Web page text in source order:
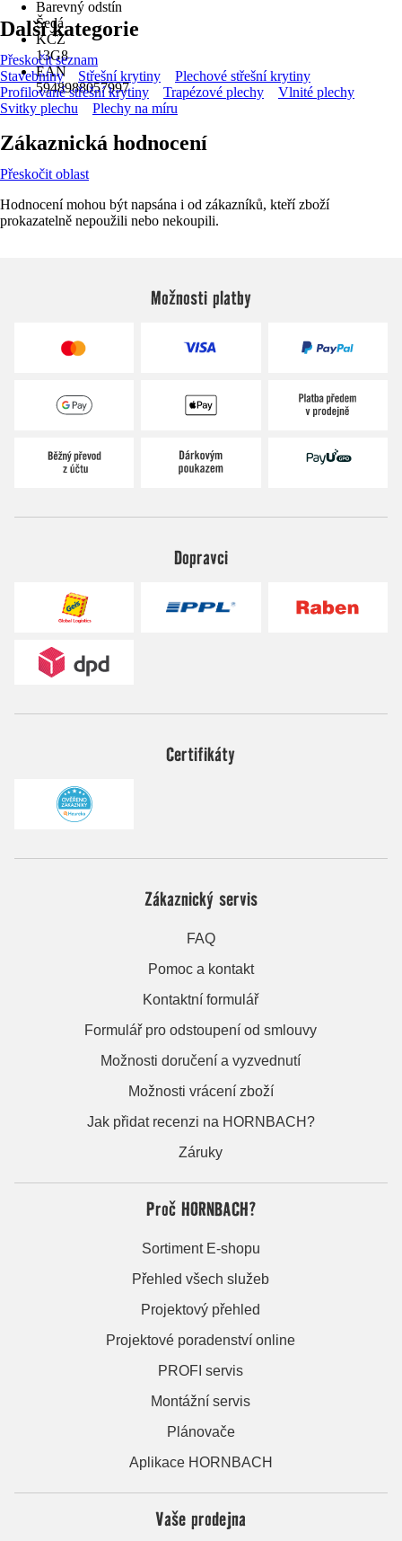
Barevný odstín
Šedá
KČZ
13G8
EAN
5948988057997
Další kategorie
Přeskočit seznam
Stavebniny
Střešní krytiny
Plechové střešní krytiny
Profilované střešní krytiny
Trapézové plechy
Vlnité plechy
Svitky plechu
Plechy na míru
Zákaznická hodnocení
Přeskočit oblast
Hodnocení mohou být napsána i od zákazníků, kteří zboží
prokazatelně nepoužili nebo nekoupili.
Možnosti platby
Dopravci
Certifikáty
Zákaznický servis
FAQ
Pomoc a kontakt
Kontaktní formulář
Formulář pro odstoupení od smlouvy
Možnosti doručení a vyzvednutí
Možnosti vrácení zboží
Jak přidat recenzi na HORNBACH?
Záruky
Proč HORNBACH?
Sortiment E-shopu
Přehled všech služeb
Projektový přehled
Projektové poradenství online
PROFI servis
Montážní servis
Plánovače
Aplikace HORNBACH
Vaše prodejna